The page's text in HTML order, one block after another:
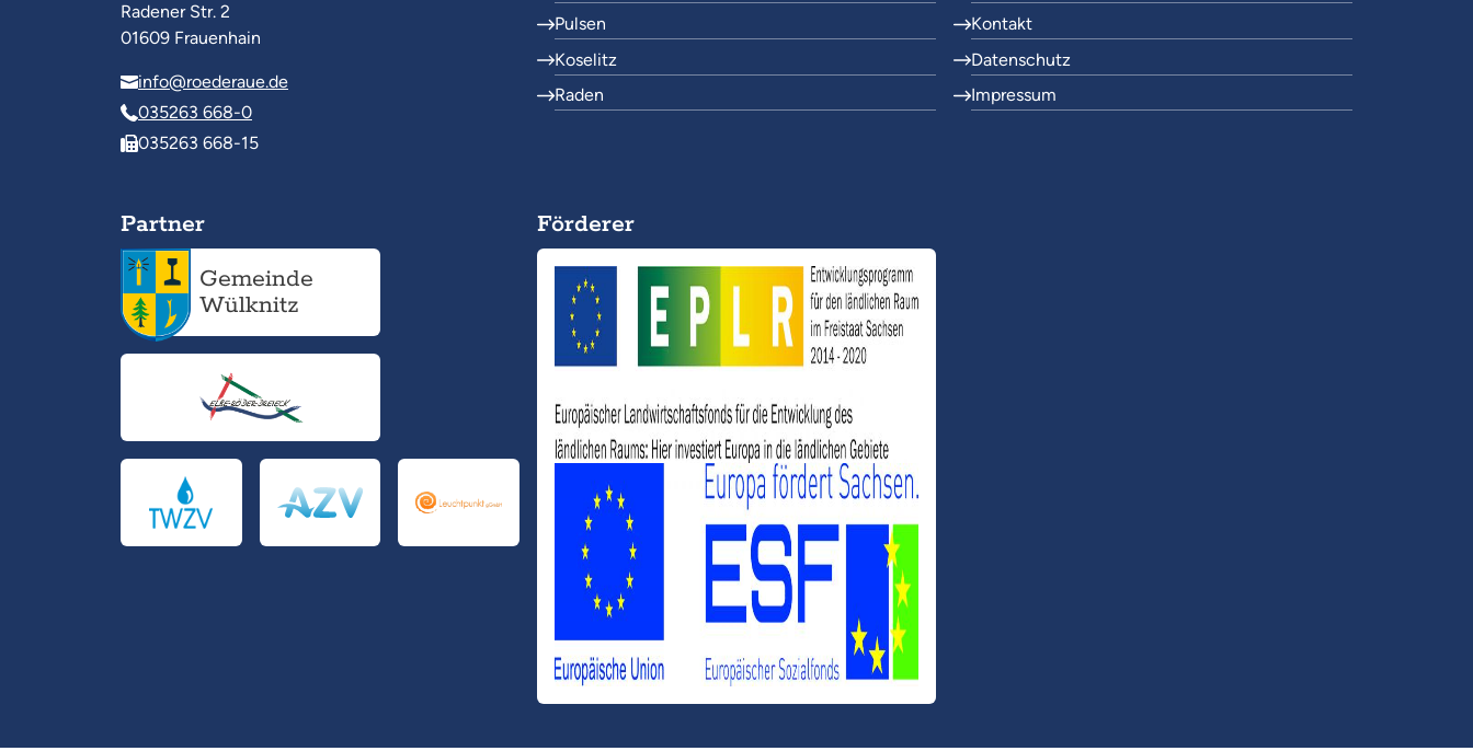
Pulsen
Koselitz
Raden
Kontakt
Datenschutz
Impressum
Radener Str. 2
01609 Frauenhain
info@roederaue.de
035263 668-0
035263 668-15
Partner
Gemeinde
Wülknitz
Förderer